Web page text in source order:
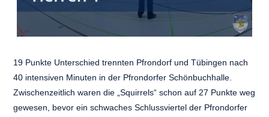
19 Punkte Unterschied trennten Pfrondorf und Tübingen nach
40 intensiven Minuten in der Pfrondorfer Schönbuchhalle.
Zwischenzeitlich waren die „Squirrels“ schon auf 27 Punkte weg
gewesen, bevor ein schwaches Schlussviertel der Pfrondorfer